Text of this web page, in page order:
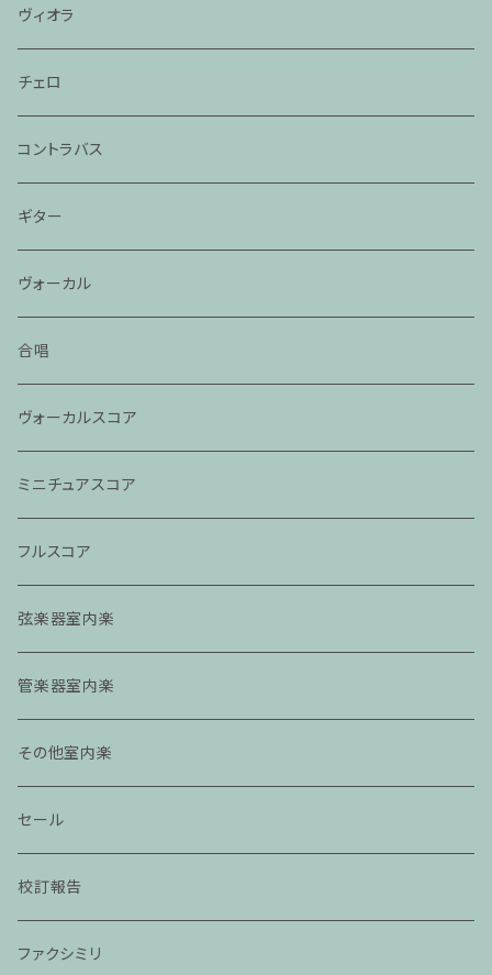
ヴィオラ
チェロ
コントラバス
ギター
ヴォーカル
合唱
ヴォーカルスコア
ミニチュアスコア
フルスコア
弦楽器室内楽
管楽器室内楽
その他室内楽
セール
校訂報告
ファクシミリ